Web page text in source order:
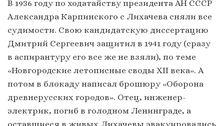
В 1936 году по ходатайству президента АН СССР
Александра Карпинского с Лихачева сняли все
судимости. Свою кандидатскую диссертацию
Дмитрий Сергеевич защитил в 1941 году (сразу
в аспирантуру его все же не взяли), по теме
«Новгородские летописные своды XII века». А
потом в блокаду написал брошюру «Оборона
древнерусских городов». Отец, инженер-
электрик, погиб в голодном Ленинграде, а
оставшиеся в живых Лихачевы эвакуировались